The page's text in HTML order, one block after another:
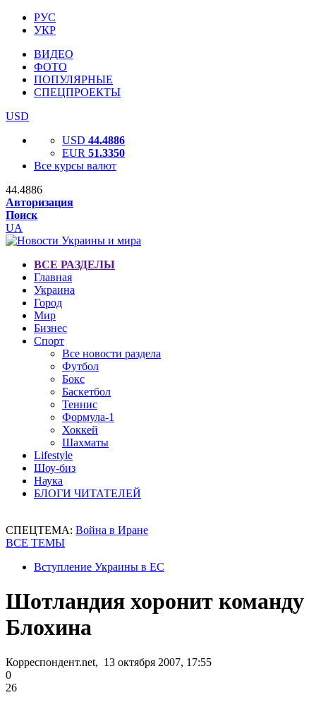
РУС
УКР
ВИДЕО
ФОТО
ПОПУЛЯРНЫЕ
СПЕЦПРОЕКТЫ
USD
USD 44.4886
EUR 51.3350
Все курсы валют
44.4886
Авторизация
Поиск
UA
ВСЕ РАЗДЕЛЫ
Главная
Украина
Город
Мир
Бизнес
Спорт
Все новости раздела
Футбол
Бокс
Баскетбол
Теннис
Формула-1
Хоккей
Шахматы
Lifestyle
Шоу-биз
Наука
БЛОГИ ЧИТАТЕЛЕЙ
СПЕЦТЕМА: Война в Иране
ВСЕ ТЕМЫ
Вступление Украины в ЕС
Шотландия хоронит команду
Блохина
Корреспондент.net, 13 октября 2007, 17:55
0
26